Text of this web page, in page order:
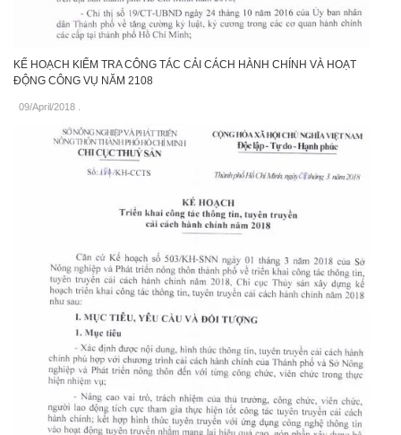
KẾ HOẠCH KIỂM TRA CÔNG TÁC CẢI CÁCH HÀNH CHÍNH VÀ HOẠT
ĐỘNG CÔNG VỤ NĂM 2108
09/April/2018